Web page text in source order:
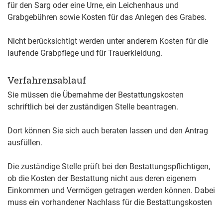
für den Sarg oder eine Urne, ein Leichenhaus und
Grabgebühren sowie Kosten für das Anlegen des Grabes.
Nicht berücksichtigt werden unter anderem Kosten für die
laufende Grabpflege und für Trauerkleidung.
Verfahrensablauf
Sie müssen die Übernahme der Bestattungskosten
schriftlich bei der zuständigen Stelle beantragen.
Dort können Sie sich auch beraten lassen und den Antrag
ausfüllen.
Die zuständige Stelle prüft bei den Bestattungspflichtigen,
ob die Kosten der Bestattung nicht aus deren eigenem
Einkommen und Vermögen getragen werden können. Dabei
muss ein vorhandener Nachlass für die Bestattungskosten